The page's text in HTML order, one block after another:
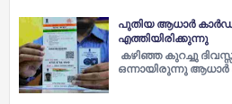
പുതിയ ആധാർ കാർഡ്
എത്തിയിരിക്കുന്നു
കഴിഞ്ഞ കുറച്ചു
ഒന്നായിരുന്നു ആധാർ